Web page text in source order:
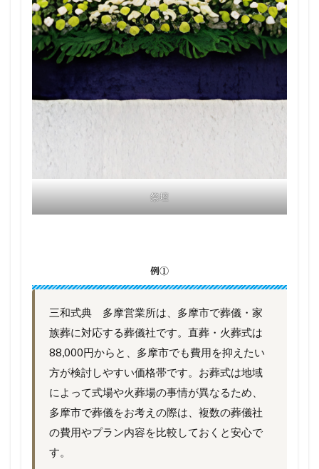
祭壇
例①
三和式典 多摩営業所は、多摩市で葬儀・家
族葬に対応する葬儀社です。直葬・火葬式は
88,000円からと、多摩市でも費用を抑えたい
方が検討しやすい価格帯です。お葬式は地域
によって式場や火葬場の事情が異なるため、
多摩市で葬儀をお考えの際は、複数の葬儀社
の費用やプラン内容を比較しておくと安心で
す。